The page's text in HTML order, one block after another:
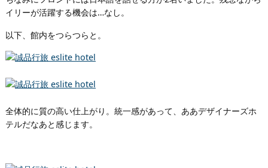
イリーが活躍する機会は…なし。
以下、館内をつらつらと。
全体的に質の高い仕上がり。統一感があって、ああデザイナーズホ
テルだなあと感じます。